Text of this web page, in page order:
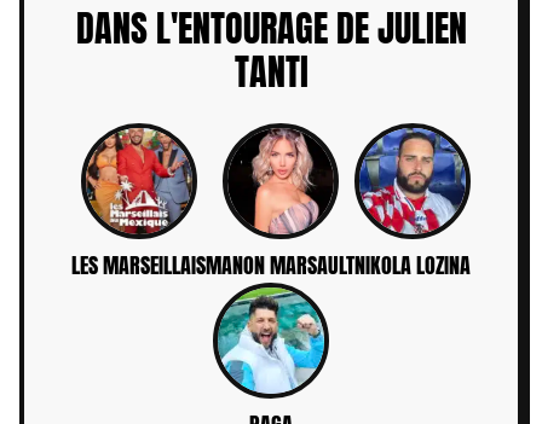
DANS L'ENTOURAGE DE JULIEN
TANTI
LES MARSEILLAISMANON MARSAULTNIKOLA LOZINA